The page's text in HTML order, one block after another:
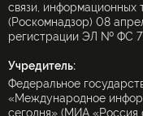
связи, информационных
(Роскомнадзор) 08
регистрации ЭЛ № ФС
Учредитель:
Федеральное
«Международное
сегодня» (МИА «Россия